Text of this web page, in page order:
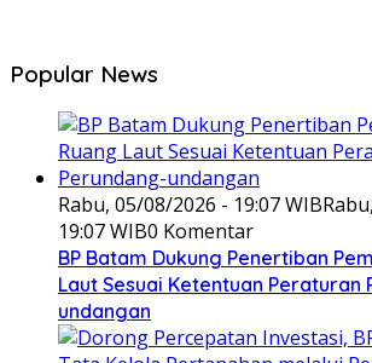
Popular News
Rabu, 05/08/2026 - 19:07 WIB
19:07 WIB0 Komentar
BP Batam Dukung Penertiban
Laut Sesuai Ketentuan Peraturan
undangan